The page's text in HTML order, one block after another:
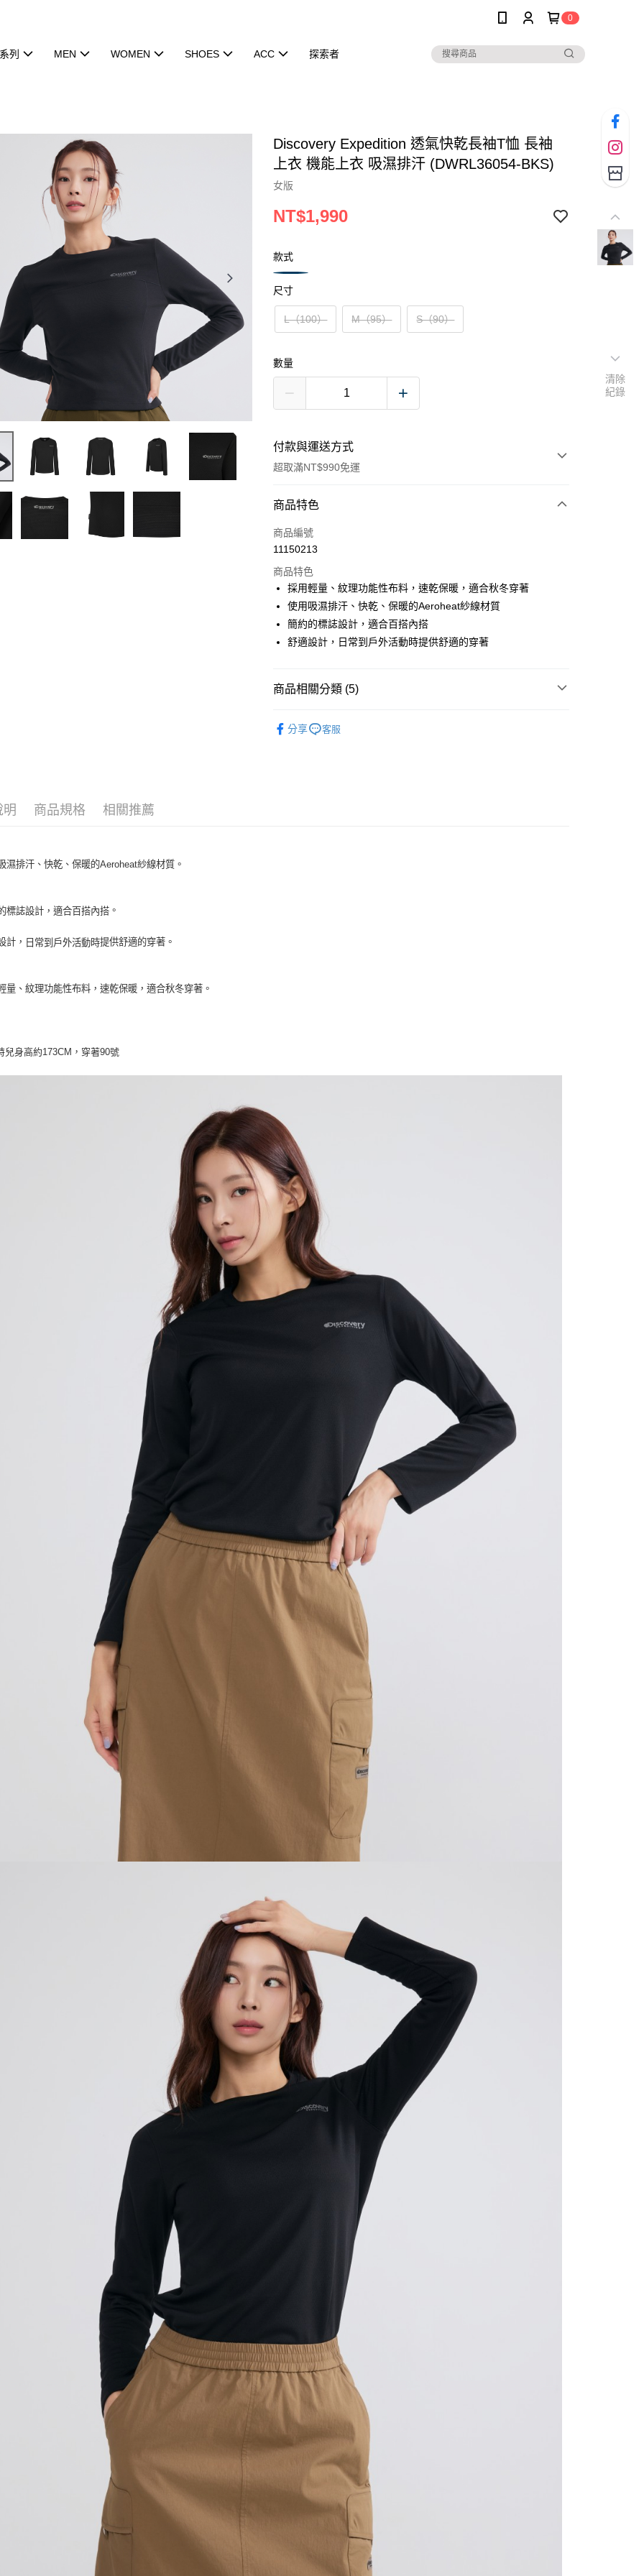
0
列 MEN WOMEN SHOES ACC 探索者
Discovery Expedition 透氣快乾長袖T恤 長袖
上衣 機能上衣 吸濕排汗 (DWRL36054-BKS)
女版
NT$1,990
款式
尺寸
L（100） M（95） S（90）
數量
付款與運送方式
超取滿NT$990免運
付款方式
信用卡一次付款
LINE Pay
Apple Pay
全家取貨付款<未取貨列黑名單/不支援離島取退>
全家取貨<未取貨列黑名單/不支援離島取退>
商品特色
商品編號
11150213
商品特色
採用輕量、紋理功能性布料，速乾保暖，適合秋冬穿著
使用吸濕排汗、快乾、保暖的Aeroheat紗線材質
簡約的標誌設計，適合百搭內搭
舒適設計，日常到戶外活動時提供舒適的穿著
商品相關分類 (5)
分享 客服
明 商品規格 相關推薦
濕排汗、快乾、保暖的Aeroheat紗線材質 。
標誌設計，適合百搭內搭 。
計 ， 日常到戶外活動時提供舒適的穿著。
量、紋理功能性布料 ，速乾保暖，適合秋冬穿著 。
兒身高約173CM，穿著90號
清除
紀錄